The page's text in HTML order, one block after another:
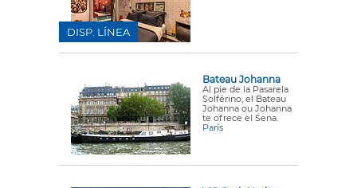
DISP. LÍNEA
Bateau Johanna
Al pie de la Pasarela
Solférino, el Bateau
Johanna ou Johanna
te ofrece el Sena.
París